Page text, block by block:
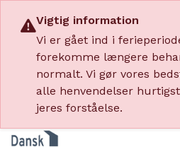
Vigtig information
Vi er gået ind i
forekomme længere
normalt. Vi gør vores
alle henvendelser
jeres forståelse.